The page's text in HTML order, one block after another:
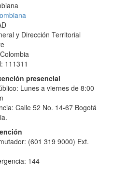
y Dirección Territorial
111311
presencial
Lunes a viernes de 8:00
Calle 52 No. 14-67 Bogotá
(601 319 9000) Ext.
144